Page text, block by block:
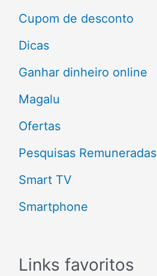
r
:
Cupom de desconto
Dicas
Ganhar dinheiro online
Magalu
Ofertas
Pesquisas Remuneradas
Smart TV
Smartphone
Links favoritos